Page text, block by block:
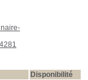
Disponibilité